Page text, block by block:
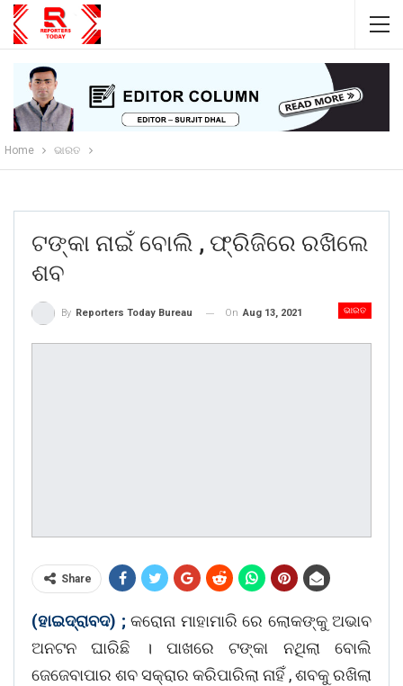
Home ଭାରତ
ଟଙ୍କା ନାଇଁ ବୋଲି , ଫ୍ରିଜିରେ ରଖିଲେ
ଶବ
ଭାରତ
By Reporters Today Bureau On Aug 13, 2021
Share
(ହାଇଦ୍ରାବଦ) ; କରୋନା ମାହାମାରି ରେ ଲୋକଙ୍କୁ ଅଭାବ
ଅନଟନ ଘାରିଛି । ପାଖରେ ଟଙ୍କା ନଥିଲା ବୋଲି
ଜେଜେବାପାର ଶବ ସକ୍ରାର କରିପାରିଲା ନାହିଁ , ଶବକୁ ରଖିଲା